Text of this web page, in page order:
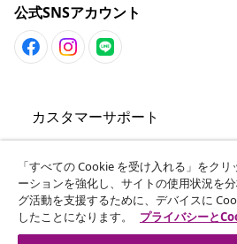
公式SNSアカウント
カスタマーサポート
ビジネス・パートナーシップ
vidaXL
「すべての Cookie を受け入れる」をク
ーションを強化し、サイトの使用状況を
グ活動を支援するために、デバイスに
したことになります。
プライバシーと